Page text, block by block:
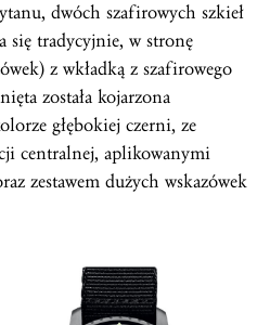
dwóch szafirowych szkieł
się tradycyjnie, w stronę
z wkładką z szafirowego
została kojarzona
głębokiej czerni, ze
centralnej, aplikowanymi
zestawem dużych wskazówek